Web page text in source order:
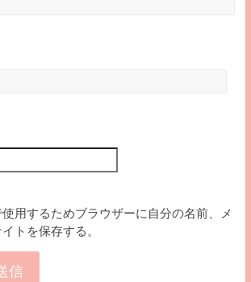
用するためブラウザーに自分の名前、メ
トを保存する。